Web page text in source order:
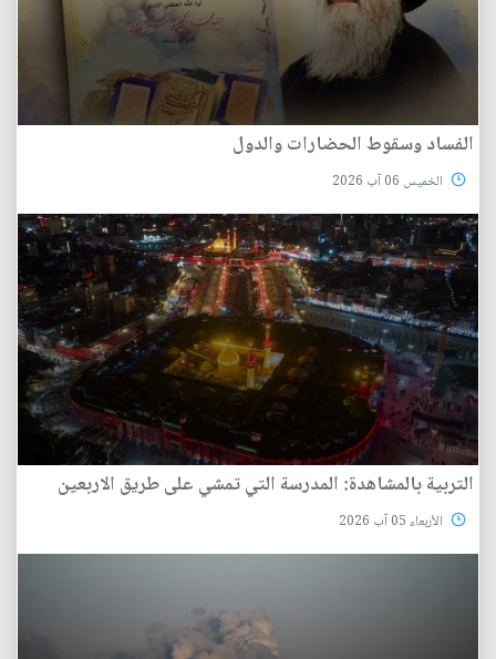
الفساد وسقوط الحضارات والدول
الخميس 06 آب 2026
التربية بالمشاهدة: المدرسة التي تمشي على طريق الاربعين
الأربعاء 05 آب 2026